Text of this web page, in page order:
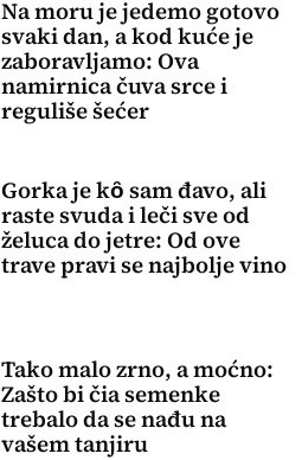
Na moru je jedemo gotovo
svaki dan, a kod kuće je
zaboravljamo: Ova
namirnica čuva srce i
reguliše šećer
Gorka je kȏ sam đavo, ali
raste svuda i leči sve od
želuca do jetre: Od ove
trave pravi se najbolje vino
Tako malo zrno, a moćno:
Zašto bi čia semenke
trebalo da se nađu na
vašem tanjiru